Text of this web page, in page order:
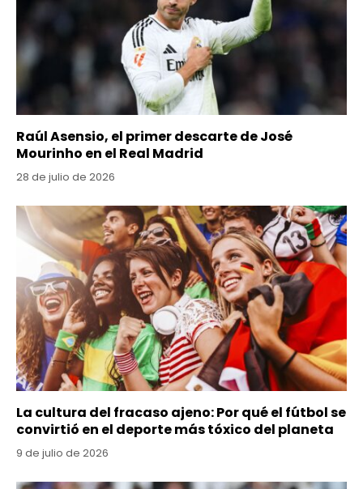
Raúl Asensio, el primer descarte de José
Mourinho en el Real Madrid
28 de julio de 2026
La cultura del fracaso ajeno: Por qué el fútbol se
convirtió en el deporte más tóxico del planeta
9 de julio de 2026